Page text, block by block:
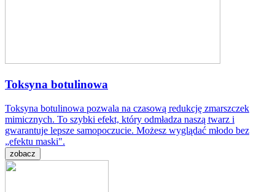
Toksyna botulinowa
Toksyna botulinowa pozwala na czasową redukcję zmarszczek
mimicznych. To szybki efekt, który odmładza naszą twarz i
gwarantuje lepsze samopoczucie. Możesz wyglądać młodo bez
„efektu maski".
zobacz